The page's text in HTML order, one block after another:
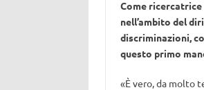
Come
nell’ambito del
discriminazioni,
questo primo
«È vero, da molto